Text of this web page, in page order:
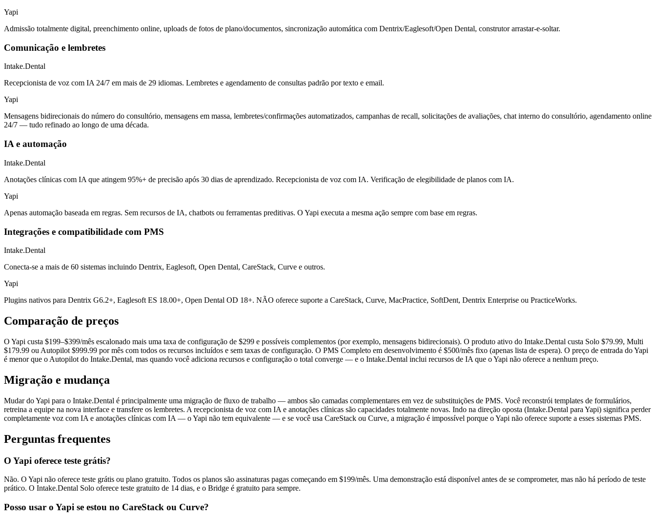
Yapi
Admissão totalmente digital, preenchimento online, uploads de fotos de plano/documentos, sincronização automática com Dentrix/Eaglesoft/Open Dental, construtor arrastar-e-soltar.
Comunicação e lembretes
Intake.Dental
Recepcionista de voz com IA 24/7 em mais de 29 idiomas. Lembretes e agendamento de consultas padrão por texto e email.
Yapi
Mensagens bidirecionais do número do consultório, mensagens em massa, lembretes/confirmações automatizados, campanhas de recall, solicitações de avaliações, chat interno do consultório, agendamento online
24/7 — tudo refinado ao longo de uma década.
IA e automação
Intake.Dental
Anotações clínicas com IA que atingem 95%+ de precisão após 30 dias de aprendizado. Recepcionista de voz com IA. Verificação de elegibilidade de planos com IA.
Yapi
Apenas automação baseada em regras. Sem recursos de IA, chatbots ou ferramentas preditivas. O Yapi executa a mesma ação sempre com base em regras.
Integrações e compatibilidade com PMS
Intake.Dental
Conecta-se a mais de 60 sistemas incluindo Dentrix, Eaglesoft, Open Dental, CareStack, Curve e outros.
Yapi
Plugins nativos para Dentrix G6.2+, Eaglesoft ES 18.00+, Open Dental OD 18+. NÃO oferece suporte a CareStack, Curve, MacPractice, SoftDent, Dentrix Enterprise ou PracticeWorks.
Comparação de preços
O Yapi custa $199–$399/mês escalonado mais uma taxa de configuração de $299 e possíveis complementos (por exemplo, mensagens bidirecionais). O produto ativo do Intake.Dental custa Solo $79.99, Multi
$179.99 ou Autopilot $999.99 por mês com todos os recursos incluídos e sem taxas de configuração. O PMS Completo em desenvolvimento é $500/mês fixo (apenas lista de espera). O preço de entrada do Yapi
é menor que o Autopilot do Intake.Dental, mas quando você adiciona recursos e configuração o total converge — e o Intake.Dental inclui recursos de IA que o Yapi não oferece a nenhum preço.
Migração e mudança
Mudar do Yapi para o Intake.Dental é principalmente uma migração de fluxo de trabalho — ambos são camadas complementares em vez de substituições de PMS. Você reconstrói templates de formulários,
retreina a equipe na nova interface e transfere os lembretes. A recepcionista de voz com IA e anotações clínicas são capacidades totalmente novas. Indo na direção oposta (Intake.Dental para Yapi) significa perder
completamente voz com IA e anotações clínicas com IA — o Yapi não tem equivalente — e se você usa CareStack ou Curve, a migração é impossível porque o Yapi não oferece suporte a esses sistemas PMS.
Perguntas frequentes
O Yapi oferece teste grátis?
Não. O Yapi não oferece teste grátis ou plano gratuito. Todos os planos são assinaturas pagas começando em $199/mês. Uma demonstração está disponível antes de se comprometer, mas não há período de teste
prático. O Intake.Dental Solo oferece teste gratuito de 14 dias, e o Bridge é gratuito para sempre.
Posso usar o Yapi se estou no CareStack ou Curve?